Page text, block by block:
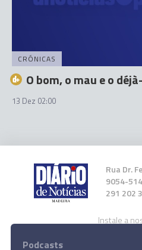
CRÓNICAS
O bom, o mau e o
13 Dez 02:00
Rua Dr.
9054-
291 202
Instale a
Podcasts